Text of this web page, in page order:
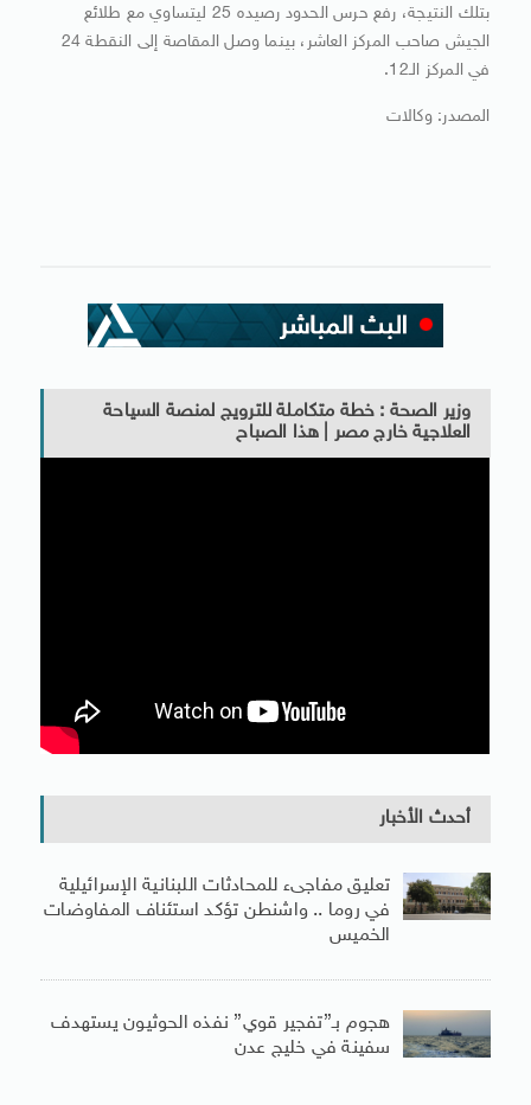
بتلك النتيجة، رفع حرس الحدود رصيده 25 ليتساوي مع طلائع
الجيش صاحب المركز العاشر، بينما وصل المقاصة إلى النقطة 24
في المركز الـ12.
المصدر: وكالات
وزير الصحة : خطة متكاملة للترويج لمنصة السياحة
العلاجية خارج مصر | هذا الصباح
أحدث الأخبار
تعليق مفاجىء للمحادثات اللبنانية الإسرائيلية
في روما .. واشنطن تؤكد استئناف المفاوضات
الخميس
هجوم بـ”تفجير قوي” نفذه الحوثيون يستهدف
سفينة في خليج عدن